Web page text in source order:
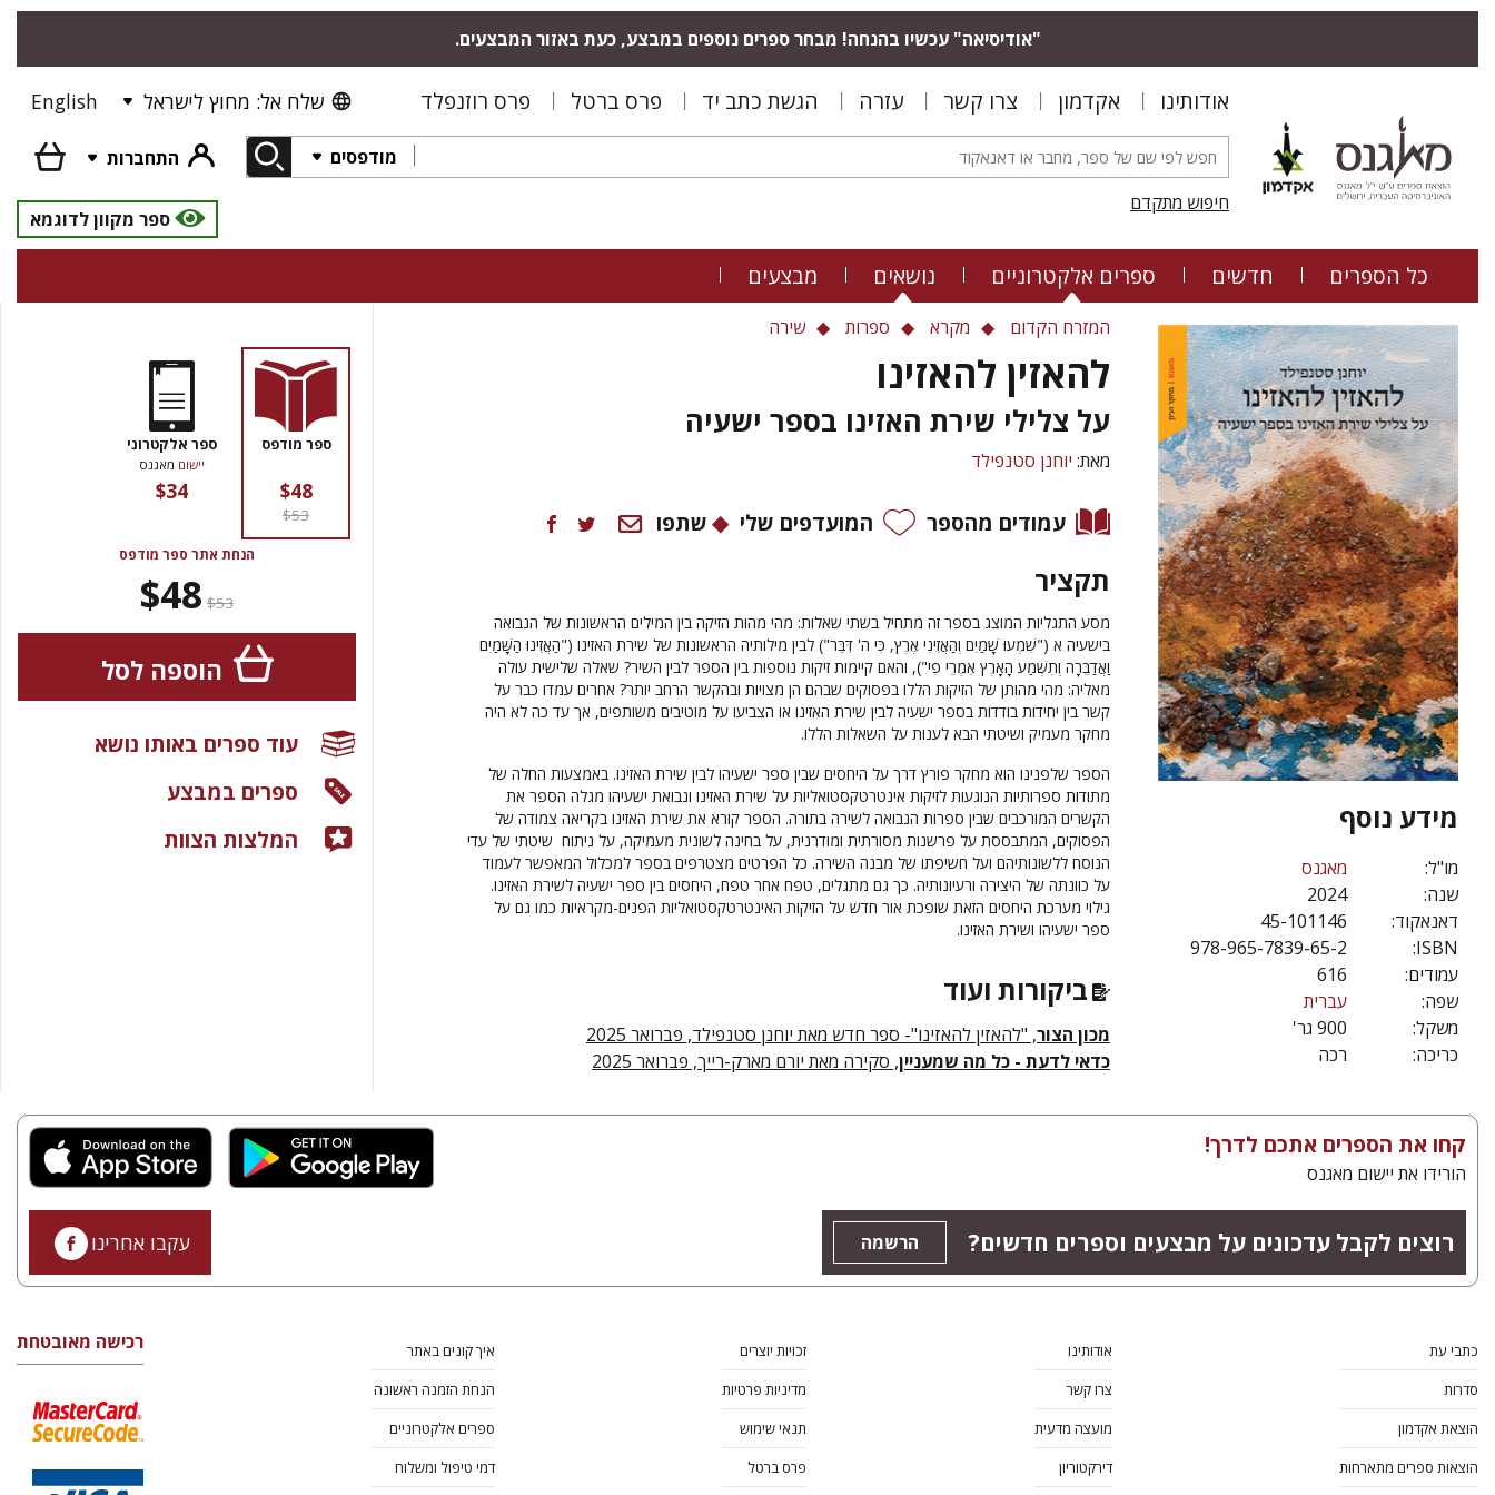
"אודיסיאה" עכשיו בהנחה! מבחר ספרים נוספים במבצע, כעת באזור המבצעים.
אודותינו אקדמון צרו קשר עזרה הגשת כתב יד פרס ברטל פרס רוזנפלד שלח אל: מחוץ לישראל English
מודפסים
התחברות
חיפוש מתקדם
ספר מקוון לדוגמא
כל הספרים חדשים ספרים אלקטרוניים נושאים מבצעים
מידע נוסף
מו"ל:
מאגנס
שנה:
2024
דאנאקוד:
45-101146
ISBN:
978-965-7839-65-2
עמודים:
616
שפה:
עברית
משקל:
900 גר'
כריכה:
רכה
המזרח הקדום מקרא ספרות שירה
להאזין להאזינו
על צלילי שירת האזינו בספר ישעיה
מאת: יוחנן סטנפילד
עמודים מהספר המועדפים שלי שתפו
תקציר
מסע התגליות המוצג בספר זה מתחיל בשתי שאלות: מהי מהות הזיקה בין המילים הראשונות של הנבואה
בישעיה א ("שִׁמְעוּ שָׁמַיִם וְהַאֲזִינִי אֶרֶץ, כִּי ה' דִּבֵּר") לבין מילותיה הראשונות של שירת האזינו ("הַאֲזִינוּ הַשָּׁמַיִם
וַאֲדַבֵּרָה וְתִשְׁמַע הָאָרֶץ אִמְרֵי פִי"), והאם קיימות זיקות נוספות בין הספר לבין השיר? שאלה שלישית עולה
מאליה: מהי מהותן של הזיקות הללו בפסוקים שבהם הן מצויות ובהקשר הרחב יותר? אחרים עמדו כבר על
קשר בין יחידות בודדות בספר ישעיה לבין שירת האזינו או הצביעו על מוטיבים משותפים, אך עד כה לא היה
מחקר מעמיק ושיטתי הבא לענות על השאלות הללו.
הספר שלפנינו הוא מחקר פורץ דרך על היחסים שבין ספר ישעיהו לבין שירת האזינו. באמצעות החלה של
מתודות ספרותיות הנוגעות לזיקות אינטרטקסטואליות על שירת האזינו ונבואת ישעיהו מגלה הספר את
הקשרים המורכבים שבין ספרות הנבואה לשירה בתורה. הספר קורא את שירת האזינו בקריאה צמודה של
הפסוקים, המתבססת על פרשנות מסורתית ומודרנית, על בחינה לשונית מעמיקה, על ניתוח שיטתי של עדי
הנוסח ללשונותיהם ועל חשיפתו של מבנה השירה. כל הפרטים מצטרפים בספר למכלול המאפשר לעמוד
על כוונתה של היצירה ורעיונותיה. כך גם מתגלים, טפח אחר טפח, היחסים בין ספר ישעיה לשירת האזינו.
גילוי מערכת היחסים הזאת שופכת אור חדש על הזיקות האינטרטקסטואליות הפנים-מקראיות כמו גם על
ספר ישעיהו ושירת האזינו.
ביקורות ועוד
מכון הצור, "להאזין להאזינו"- ספר חדש מאת יוחנן סטנפילד, פברואר 2025
כדאי לדעת - כל מה שמעניין, סקירה מאת יורם מארק-רייך, פברואר 2025
ספר מודפס
$48
$53
ספר אלקטרוני
יישום מאגנס
$34
הנחת אתר ספר מודפס
$53
$48
הוספה לסל
עוד ספרים באותו נושא
ספרים במבצע
המלצות הצוות
קחו את הספרים אתכם לדרך!
הורידו את יישום מאגנס
רוצים לקבל עדכונים על מבצעים וספרים חדשים? הרשמה עקבו אחרינו
כתבי עת
סדרות
הוצאת אקדמון
הוצאות ספרים מתארחות
אודותינו
צרו קשר
מועצה מדעית
דירקטוריון
זכויות יוצרים
מדיניות פרטיות
תנאי שימוש
פרס ברטל
איך קונים באתר
הנחת הזמנה ראשונה
ספרים אלקטרוניים
דמי טיפול ומשלוח
רכישה מאובטחת